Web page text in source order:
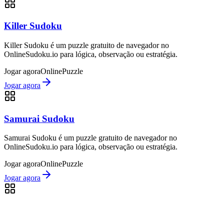
Killer Sudoku
Killer Sudoku é um puzzle gratuito de navegador no
OnlineSudoku.io para lógica, observação ou estratégia.
Jogar agoraOnlinePuzzle
Jogar agora
Samurai Sudoku
Samurai Sudoku é um puzzle gratuito de navegador no
OnlineSudoku.io para lógica, observação ou estratégia.
Jogar agoraOnlinePuzzle
Jogar agora